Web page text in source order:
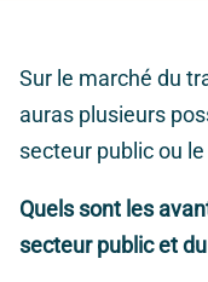
Sur le marché du
auras plusieurs
secteur public ou
Quels sont les
secteur public et